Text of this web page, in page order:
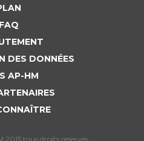
FAQ
DES DONNÉES
AP-HM
tous droits reservés